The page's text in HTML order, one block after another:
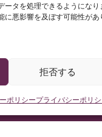
ータを処理できるようにな
悪影響を及ぼす可能性があ
拒否する
ポリシープライバシーポリ